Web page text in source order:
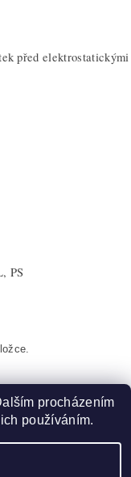
před elektrostatickými
PS
procházením
používáním.